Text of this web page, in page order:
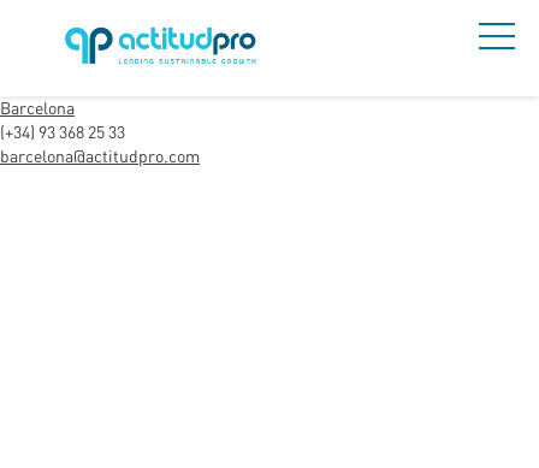
Barcelona
(+34) 93 368 25 33
barcelona@actitudpro.com